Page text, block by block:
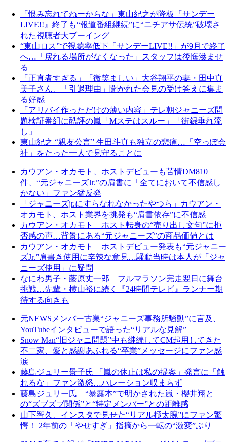
「恨み忘れてねーからな」東山紀之が降板『サンデー
LIVE!!』終了も“報道番組継続”に“ニチアサ伝統”破壊さ
れた視聴者大ブーイング
“東山ロス”で視聴率低下「サンデーLIVE!!」が9月で終了
へ…「戻れる場所がなくなった」スタッフは後悔滲ませ
る
「正直者すぎる」「微笑ましい」大谷翔平の妻・田中真
美子さん、「引退理由」聞かれた会見の受け答えに集ま
る好感
「アリバイ作っただけの薄い内容」テレ朝ジャニーズ問
題検証番組に酷評の嵐「Mステはスルー」「街録垂れ流
し」
東山紀之 “親友公言” 生田斗真も独立の悲痛…「空っぽ会
社」をたった一人で見守ることに
カウアン・オカモト、ホストデビューも苦情DM810
件、“元ジャニーズJr.”の肩書に「全てにおいて不信感し
かない」ファン猛反発
「ジャニーズjr.にすらなれなかったやつら」カウアン・
オカモト、ホスト業界を挑発も“肩書依存”に不信感
カウアン・オカモト ホスト転身の“売り出し文句”に拒
否感の声…背景にある“元ジャニーズ”の商品価値とは
カウアン・オカモト ホストデビュー発表も“元ジャニー
ズJr.”肩書き使用に辛辣な意見…騒動当時は本人が「ジャ
ニーズ使用」に疑問
なにわ男子・藤原丈一郎 フルマラソン完走翌日に舞台
挑戦…先輩・横山裕に続く『24時間テレビ』ランナー期
待する向きも
元NEWSメンバー古巣“ジャニーズ事務所騒動”に言及、
YouTubeインタビューで語った“リアルな見解”
Snow Man“旧ジャニ問題”中も継続してCM起用してきた
不二家、愛と感謝あふれる“卒業”メッセージにファン感
涙
藤島ジュリー景子氏 「嵐の休止は私の提案」発言に「触
れるな」ファン激怒…ハレーション収まらず
藤島ジュリー氏 “暴露本”で明かされた嵐・櫻井翔と
の“ズブズブ関係”と“特定メンバー”との距離感
山下智久、インスタで見せた“リアル極太腕”にファン驚
愕！ 2年前の「やせすぎ」指摘から一転の“激変”ぶり